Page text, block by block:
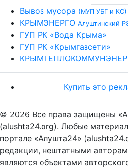
Вывоз мусора (МУП УБГ и КС)
КРЫМЭНЕРГО Алуштинский
ГУП РК «Вода Крыма»
ГУП РК «Крымгазсети»
Купить это
© 2026 Все права защищены
(alushta24.org). Любые
портале «Алушта24»
редакции, нештатными
являются объектами